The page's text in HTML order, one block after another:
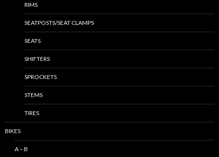
RIMS
SEATPOSTS/SEAT CLAMPS
SEATS
SHIFTERS
SPROCKETS
STEMS
TIRES
BIKES
A – B